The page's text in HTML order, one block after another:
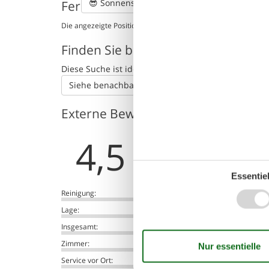
Ferienhaus auf der Karte und
😎 Sonnenstand
Die angezeigte Position des Ferienhauses könnte ungenau
Finden Sie benachbarte
Diese Suche ist ideal für größere oder
Siehe benachbarte Häuser
Externe Bewertungen
4,5
Reinigung:
Lage:
Insgesamt:
Zimmer:
4,4
Service vor Ort:
4,2